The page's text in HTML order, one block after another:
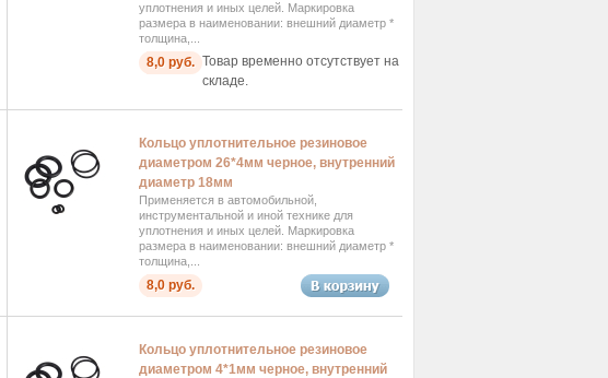
уплотнения и иных целей. Маркировка
размера в наименовании: внешний диаметр *
толщина,...
8,0 руб. Товар временно отсутствует на
складе.
Кольцо уплотнительное резиновое
диаметром 26*4мм черное, внутренний
диаметр 18мм
Применяется в автомобильной,
инструментальной и иной технике для
уплотнения и иных целей. Маркировка
размера в наименовании: внешний диаметр *
толщина,...
8,0 руб.
Кольцо уплотнительное резиновое
диаметром 4*1мм черное, внутренний